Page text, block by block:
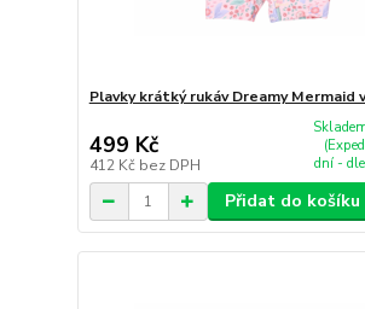
Plavky krátký rukáv Dreamy Mermaid
499 Kč
412 Kč bez DPH
dní -
Přidat do košíku